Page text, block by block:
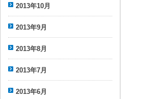
2013年10月
2013年9月
2013年8月
2013年7月
2013年6月